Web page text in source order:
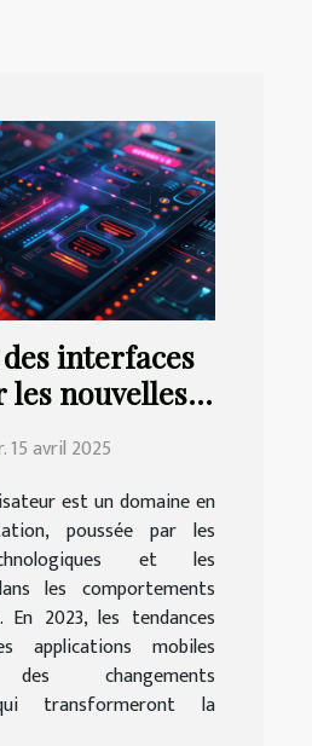
interfaces
nouvelles
mobiles en
15 avril 2025
est un domaine en
poussée par les
et les
les comportements
2023, les tendances
applications mobiles
changements
transformeront la